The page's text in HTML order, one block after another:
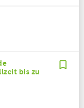
bis zu